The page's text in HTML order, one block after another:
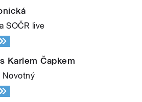
SOČR live
Karlem Čapkem
Novotný